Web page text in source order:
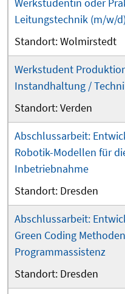
Werkstudentin oder
Leitungstechnik (m/w/d)
Wolmirstedt
Werkstudent
Instandhaltung /
Verden
Abschlussarbeit:
Robotik-Modellen für
Inbetriebnahme
Dresden
Abschlussarbeit:
Green Coding
Programmassistenz
Dresden